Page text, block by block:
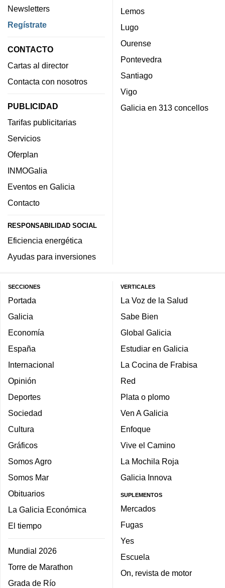
Newsletters
Regístrate
CONTACTO
Cartas al director
Contacta con nosotros
PUBLICIDAD
Tarifas publicitarias
Servicios
Oferplan
INMOGalia
Eventos en Galicia
Contacto
RESPONSABILIDAD SOCIAL
Eficiencia energética
Ayudas para inversiones
Lemos
Lugo
Ourense
Pontevedra
Santiago
Vigo
Galicia en 313 concellos
SECCIONES
Portada
Galicia
Economía
España
Internacional
Opinión
Deportes
Sociedad
Cultura
Gráficos
Somos Agro
Somos Mar
Obituarios
La Galicia Económica
El tiempo
Mundial 2026
Torre de Marathon
Grada de Río
VERTICALES
La Voz de la Salud
Sabe Bien
Global Galicia
Estudiar en Galicia
La Cocina de Frabisa
Red
Plata o plomo
Ven A Galicia
Enfoque
Vive el Camino
La Mochila Roja
Galicia Innova
SUPLEMENTOS
Mercados
Fugas
Yes
Escuela
On, revista de motor